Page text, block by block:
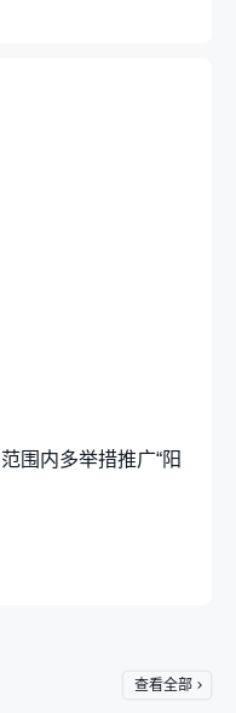
围内多举措推广“阳
查看全部